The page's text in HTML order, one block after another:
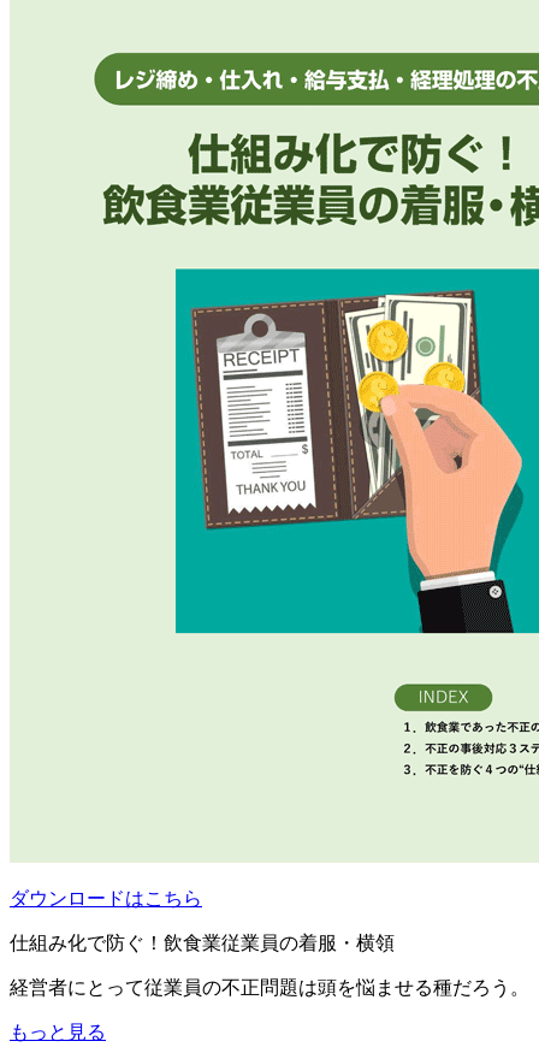
ダウンロードはこちら
仕組み化で防ぐ！飲食業従業員の着服・横領
経営者にとって従業員の不正問題は頭を悩ませる種だろう。
もっと見る